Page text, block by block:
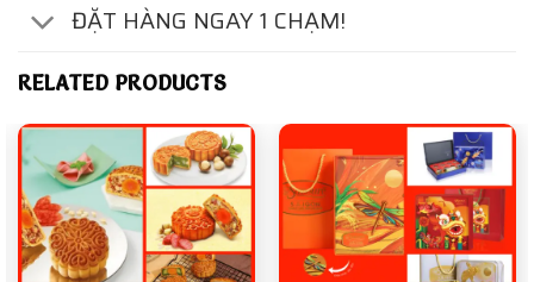
ĐẶT HÀNG NGAY 1 CHẠM!
RELATED PRODUCTS